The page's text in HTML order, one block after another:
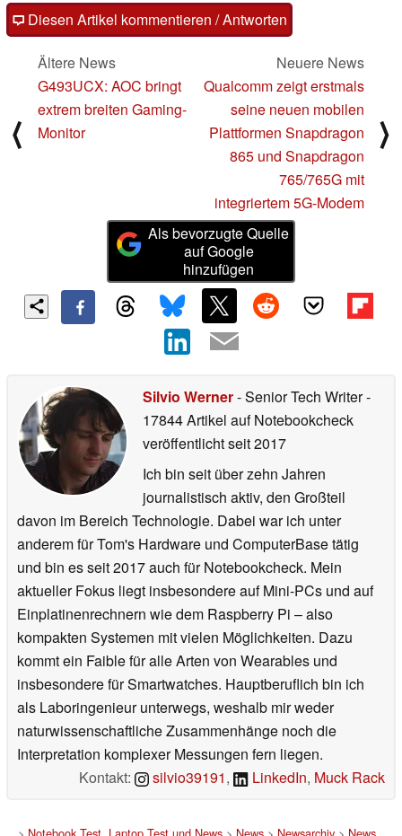
Diesen Artikel kommentieren / Antworten
⟨
Ältere News
G493UCX: AOC bringt
extrem breiten Gaming-
Monitor
Neuere News
Qualcomm zeigt erstmals
seine neuen mobilen
Plattformen Snapdragon
865 und Snapdragon
765/765G mit
integriertem 5G-Modem
⟩
Als bevorzugte Quelle
auf Google
hinzufügen
Silvio Werner- Senior Tech Writer-
17844 Artikel auf Notebookcheck
veröffentlichtseit 2017
Ich bin seit über zehn Jahren
journalistisch aktiv, den Großteil
davon im Bereich Technologie. Dabei war ich unter
anderem für Tom's Hardware und ComputerBase tätig
und bin es seit 2017 auch für Notebookcheck. Mein
aktueller Fokus liegt insbesondere auf Mini-PCs und auf
Einplatinenrechnern wie dem Raspberry Pi – also
kompakten Systemen mit vielen Möglichkeiten. Dazu
kommt ein Faible für alle Arten von Wearables und
insbesondere für Smartwatches. Hauptberuflich bin ich
als Laboringenieur unterwegs, weshalb mir weder
naturwissenschaftliche Zusammenhänge noch die
Interpretation komplexer Messungen fern liegen.
Kontakt:
silvio39191, LinkedIn, Muck Rack